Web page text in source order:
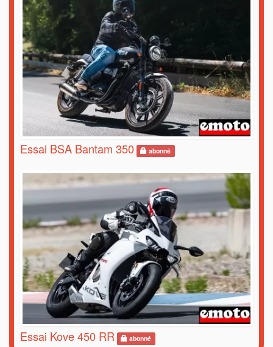
Essai BSA Bantam 350 abonné
Essai Kove 450 RR abonné